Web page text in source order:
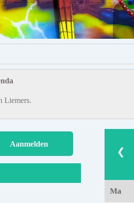
Liemers.
Aanmelden
❮
Ma